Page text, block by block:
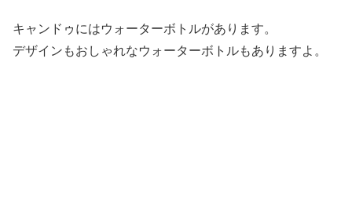
キャンドゥにはウォーターボトルがあります。
デザインもおしゃれなウォーターボトルもありますよ。